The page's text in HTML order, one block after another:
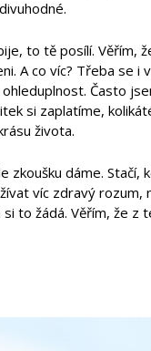
to tě posílí.
A co víc? Třeba se
Často
si zaplatíme,
života.
zkoušku dáme.
víc zdravý rozum,
si to žádá. Věřím, že